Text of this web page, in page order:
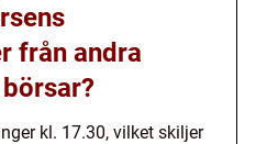
från andra
kl. 17.30, vilket skiljer